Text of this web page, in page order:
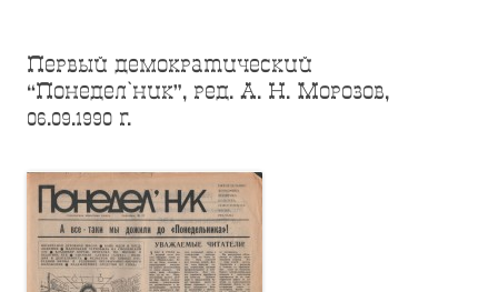
Первый демократический
“Понедел`ник”, ред. А. Н. Морозов,
06.09.1990 г.